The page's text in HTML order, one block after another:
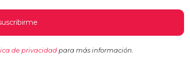
de privacidadpara más información.